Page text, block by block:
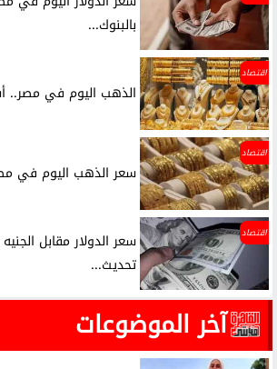
بالبنوك...
اقتصاد
الذهب اليوم في مصر.. أسعار
اقتصاد
سعر الذهب اليوم في
اقتصاد
سعر الدولار مقابل
تحديث...
آخر الموضوعات